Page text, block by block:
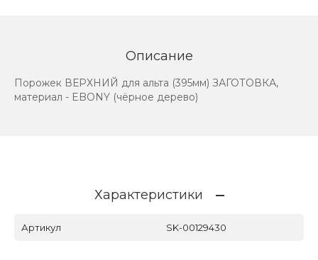
Описание
Порожек ВЕРХНИЙ для альта (395мм) ЗАГОТОВКА,
материал - EBONY (чёрное дерево)
Характеристики
Артикул SK-00129430